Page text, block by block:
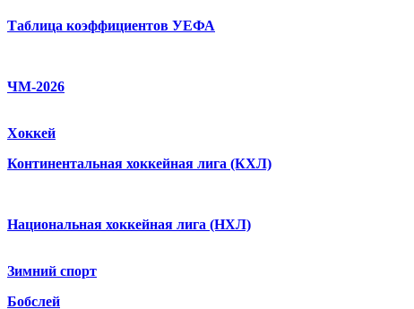
Таблица коэффициентов УЕФА
ЧМ-2026
Хоккей
Континентальная хоккейная лига (КХЛ)
Национальная хоккейная лига (НХЛ)
Зимний спорт
Бобслей